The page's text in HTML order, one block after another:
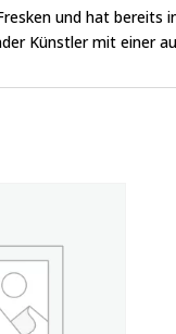
und hat bereits
Künstler mit einer